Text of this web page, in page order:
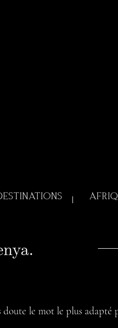
doute le mot le plus